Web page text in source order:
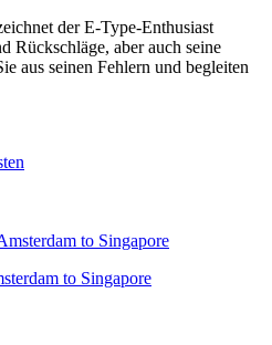
der E-Type-Enthusiast
Rückschläge, aber auch seine
aus seinen Fehlern und begleiten
to Singapore